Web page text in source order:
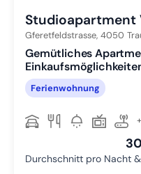
Studioapartment
Gferetfeldstrasse, 4050
Gemütliches
Ferienwohnung
Durchschnitt pro Nacht